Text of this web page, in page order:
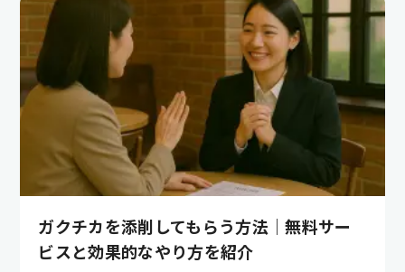
ガクチカを添削してもらう方法｜無料サー
ビスと効果的なやり方を紹介